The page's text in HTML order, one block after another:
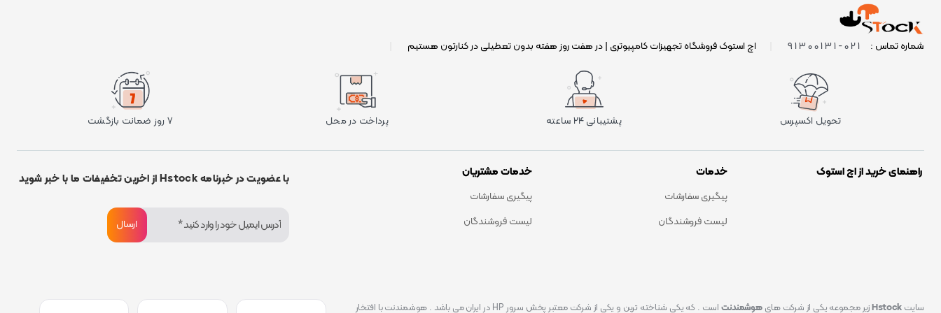
شماره تماس : 021-91300131 اچ استوک فروشگاه تجهیزات کامپیوتری | در هفت روز هفته بدون تعطیلی در کنارتون هستیم
تحویل اکسپرس پشتیبانی ۲۴ ساعته پرداخت در محل ۷ روز ضمانت بازگشت
راهنمای خرید از اچ استوک خدمات
پیگیری سفارشات
لیست فروشندگان
خدمات مشتریان
پیگیری سفارشات
لیست فروشندگان
با عضویت در خبرنامه Hstock از اخرین تخفیفات ما با خبر شوید
سایت Hstockزیر مجموعه یکی از شرکت هایهوشمندنت است . که یکی شناخته ترین و یکی از شرکت معتبر پخش سرور HP در ایران می باشد . هوشمندنت با افتخار